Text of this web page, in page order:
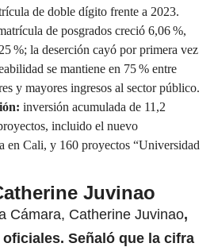
de doble dígito frente a 2023.
de posgrados creció 6,06 %,
%; la deserción cayó por primera vez
se mantiene en 75 % entre
y mayores ingresos al sector público.
inversión acumulada de 11,2
incluido el nuevo
en Cali, y 160 proyectos “Universidad
Juvinao
Cámara, Catherine Juvinao,
Señaló que la cifra